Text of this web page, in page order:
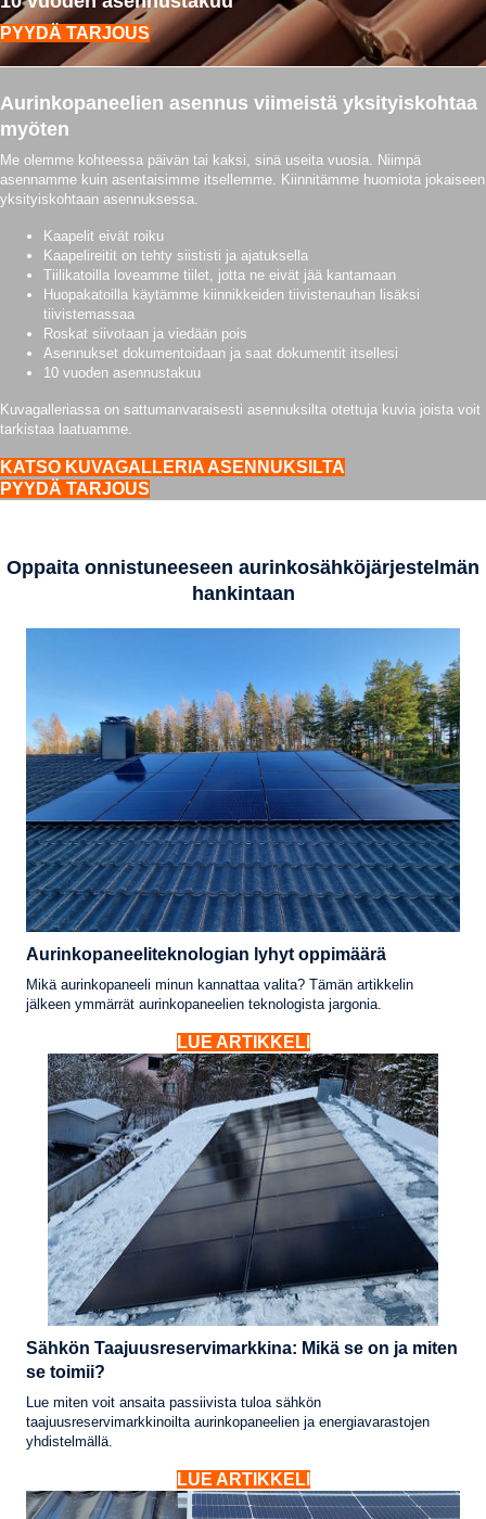
PYYDÄ TARJOUS
Aurinkopaneelien asennus viimeistä yksityiskohtaa
myöten
Me olemme kohteessa päivän tai kaksi, sinä useita vuosia. Niimpä
asennamme kuin asentaisimme itsellemme. Kiinnitämme huomiota jokaiseen
yksityiskohtaan asennuksessa.
Kaapelit eivät roiku
Kaapelireitit on tehty siististi ja ajatuksella
Tiilikatoilla loveamme tiilet, jotta ne eivät jää kantamaan
Huopakatoilla käytämme kiinnikkeiden tiivistenauhan lisäksi
tiivistemassaa
Roskat siivotaan ja viedään pois
Asennukset dokumentoidaan ja saat dokumentit itsellesi
10 vuoden asennustakuu
Kuvagalleriassa on sattumanvaraisesti asennuksilta otettuja kuvia joista voit
tarkistaa laatuamme.
KATSO KUVAGALLERIA ASENNUKSILTA
PYYDÄ TARJOUS
Oppaita onnistuneeseen aurinkosähköjärjestelmän
hankintaan
Aurinkopaneeliteknologian lyhyt oppimäärä
Mikä aurinkopaneeli minun kannattaa valita? Tämän artikkelin
jälkeen ymmärrät aurinkopaneelien teknologista jargonia.
LUE ARTIKKELI
Sähkön Taajuusreservimarkkina: Mikä se on ja miten
se toimii?
Lue miten voit ansaita passiivista tuloa sähkön
taajuusreservimarkkinoilta aurinkopaneelien ja energiavarastojen
yhdistelmällä.
LUE ARTIKKELI